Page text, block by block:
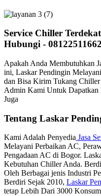
Service Chiller
Hubungi -
Apakah Anda Membutuhkan
ini, Laskar Pendingin
dan Bisa Kirim Tukang
Admin Kami Untuk
Juga
Tentang Laskar
Kami Adalah Penyedia Jasa
Melayani Perbaikan AC,
Pengadaan AC di Bogor.
Kebutuhan Chiller Anda.
Oleh Berbagai jenis Industri
Berdiri Sejak 2010, Laskar
tetap Lebih Dari 3000